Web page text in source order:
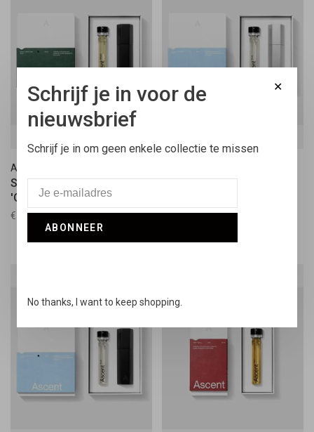
Ascent
Starter Pack Black Case
'Green'
€52,50
Starter Pack Silver Case
€52,50
✕
Schrijf je in voor de
nieuwsbrief
Schrijf je in om geen enkele collectie te missen
ABONNEER
No thanks, I want to keep shopping.